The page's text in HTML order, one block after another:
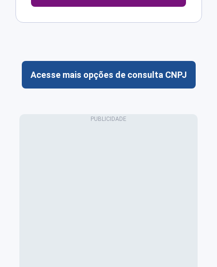
Acesse mais opções de consulta CNPJ